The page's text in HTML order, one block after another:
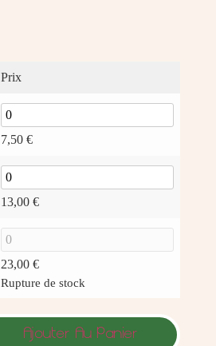
Prix
7,50€
13,00€
23,00€
Rupture de stock
Ajouter Au Panier